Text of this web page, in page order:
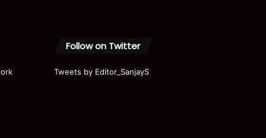
Follow on Twitter
Tweets by Editor_SanjayS